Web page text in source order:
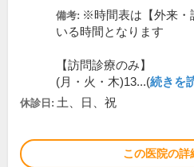
備考: ※時間表は【外来・
いる時間となります
【訪問診療のみ】
(月・火・木)13...(続きを
休診日: 土、日、祝
この医院の詳